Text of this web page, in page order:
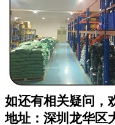
如还有相关疑问，
地址：深圳龙华区